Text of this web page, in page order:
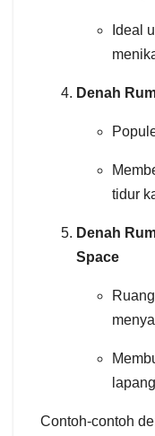
Ideal
Denah
tidur
Denah
Space
Contoh-contoh